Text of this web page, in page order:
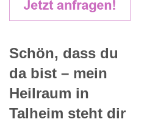
Schön, dass du
da bist – mein
Heilraum in
Talheim steht dir